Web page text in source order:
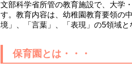
文部科学省所管の教育施設で、大学
す。教育内容は、幼稚園教育要領の
境」、「言葉」、「表現」の5領域と
保育園とは・・・